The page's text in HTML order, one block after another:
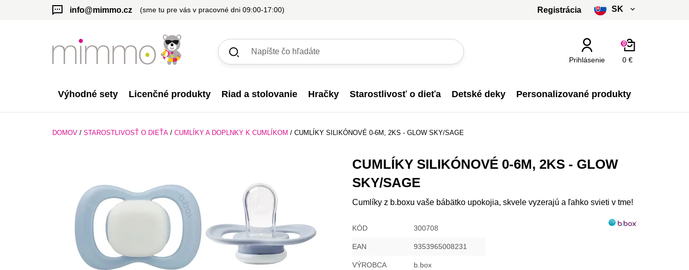
info@mimmo.cz (sme tu pre vás v pracovné dni 09:00-17:00) Registrácia SK
slovenčina
€ - EUR
Prihlásenie 0 €
0
Výhodné sety Licenčné produkty Riad a stolovanie Hračky Starostlivosť o dieťa Detské deky Personalizované produkty
DOMOV / STAROSTLIVOSŤ O DIEŤA / CUMLÍKY A DOPLNKY K CUMLÍKOM / CUMLÍKY SILIKÓNOVÉ 0-6M, 2KS - GLOW SKY/SAGE
CUMLÍKY SILIKÓNOVÉ 0-6M, 2KS - GLOW
SKY/SAGE
Cumlíky z b.boxu vaše bábätko upokojia, skvele vyzerajú a ľahko svieti v tme!
KÓD 300708
EAN 9353965008231
VÝROBCA b.box